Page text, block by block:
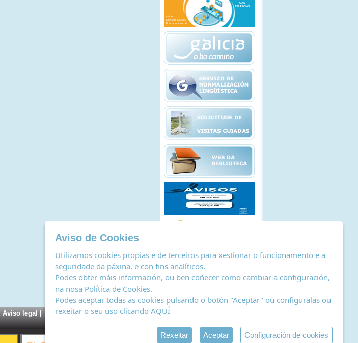
Aviso legal| Política de cookies| Rexistro de actividades de tratamento
Aviso de Cookies
Utilizamos cookies propias e de terceiros para xestionar o funcionamento e a
seguridade da páxina, e con fins analíticos.
Podes obter máis información, ou ben coñecer como cambiar a configuración,
na nosa Política de Cookies.
Podes aceptar todas as cookies pulsando o botón "Aceptar" ou configuralas ou
rexeitar o seu uso clicando AQUÍ
Rexeitar Aceptar Configuración de cookies